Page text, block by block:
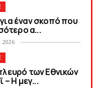
έναν σκοπό που
α...
2026
των Εθνικών
– H μεγ...